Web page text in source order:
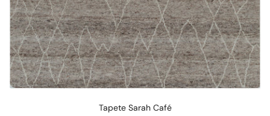
Tapete Sarah Café